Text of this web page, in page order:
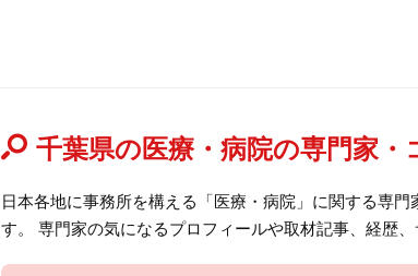
千葉県の医療・病院の専門家・
日本各地に事務所を構える「医療・病院」に関する専
す。 専門家の気になるプロフィールや取材記事、経歴、